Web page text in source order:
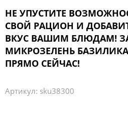
НЕ УПУСТИТЕ
СВОЙ РАЦИОН И
ВКУС ВАШИМ БЛЮДАМ!
МИКРОЗЕЛЕНЬ
ПРЯМО СЕЙЧАС!
Артикул: sku38300